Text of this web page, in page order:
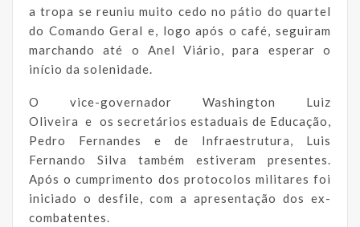
a tropa se reuniu muito cedo no pátio do quartel
do Comando Geral e, logo após o café, seguiram
marchando até o Anel Viário, para esperar o
início da solenidade.
O vice-governador Washington Luiz
Oliveira e os secretários estaduais de Educação,
Pedro Fernandes e de Infraestrutura, Luis
Fernando Silva também estiveram presentes.
Após o cumprimento dos protocolos militares foi
iniciado o desfile, com a apresentação dos ex-
combatentes.